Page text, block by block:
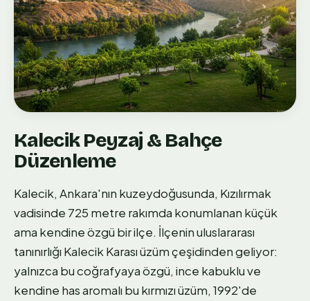
Kalecik Peyzaj & Bahçe
Düzenleme
Kalecik, Ankara'nın kuzeydoğusunda, Kızılırmak
vadisinde 725 metre rakımda konumlanan küçük
ama kendine özgü bir ilçe. İlçenin uluslararası
tanınırlığı Kalecik Karası üzüm çeşidinden geliyor:
yalnızca bu coğrafyaya özgü, ince kabuklu ve
kendine has aromalı bu kırmızı üzüm, 1992'de